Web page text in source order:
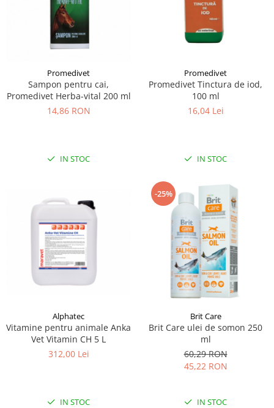
Promedivet
Sampon pentru cai,
Promedivet Herba-vital 200 ml
14,86 RON
IN STOC
Promedivet
Promedivet Tinctura de iod,
100 ml
16,04 Lei
IN STOC
Alphatec
Vitamine pentru animale Anka
Vet Vitamin CH 5 L
312,00 Lei
IN STOC
-25%
Brit Care
Brit Care ulei de somon 250
ml
60,29 RON
45,22 RON
IN STOC